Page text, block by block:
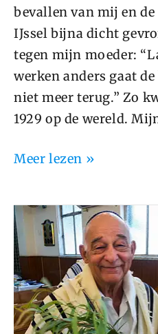
bevallen van mij en
IJssel bijna dicht
tegen mijn moeder:
werken anders gaat
niet meer terug.” Zo
1929 op de wereld.
Meer lezen »
Mechel
Jamenfeld